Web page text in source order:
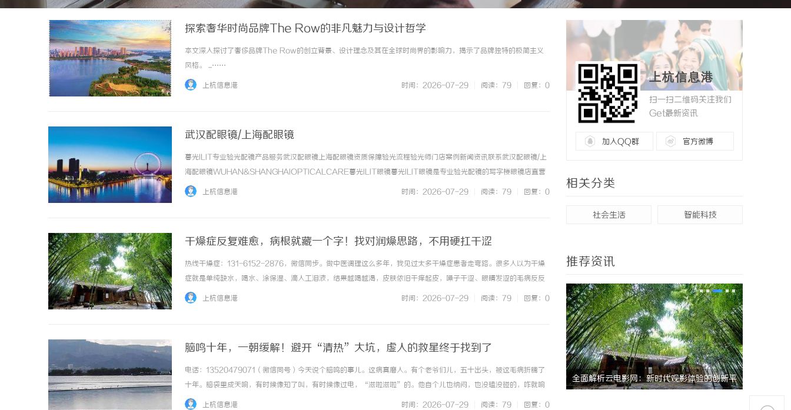
探索奢华时尚品牌The Row的非凡魅力与设计哲学
本文深入探讨了奢侈品牌The Row的创立背景、设计理念及其在全球时尚界的影响力，揭示了品牌独特的极简主义
风格。 ...……
上杭信息港 时间：2026-07-29 阅读：79 回复：0
武汉配眼镜/上海配眼镜
暮光ILIT专业验光配镜产品服务武汉配眼镜上海配眼镜资质保障验光流程验光师门店案例新闻资讯联系武汉配眼镜/上
海配眼镜WUHAN&SHANGHAIOPTICALCARE暮光ILIT眼镜暮光ILIT眼镜是专业验光配镜的写字楼眼镜店直营
品牌，现于武汉与上海设有4家门店。以完整验光、正品镜片、透明价格和直营售后为基础，全场镜片40%-60%优
上杭信息港 时间：2026-07-29 阅读：79 回复：0
干燥症反复难愈，病根就藏一个字！找对润燥思路，不用硬扛干涩
热线干燥症：131-6152-2876，微信同步。做中医调理这么多年，我见过太多干燥症患者走弯路。很多人以为干燥
症就是单纯缺水，喝水、涂保湿、滴人工泪液，结果越喝越渴，皮肤依旧干痒起皮，嗓子干涩、眼睛发涩的毛病反反
复复，干燥症的根本从不是“水少”，而是津液输布不通，病根就一个字：堵。身体里的津液明明在，却堵在经络脏
上杭信息港 时间：2026-07-29 阅读：79 回复：0
脑鸣十年，一朝缓解！避开“清热”大坑，虚人的救星终于找到了
电话：13520479071（微信同号）今天说个脑鸣的事儿。这病真磨人。有个老爷们儿，五十出头，被这毛病折腾了
十年。脑袋里成天响，有时候像知了叫，有时候像过电，“滋啦滋啦”的。他自个儿也纳闷，也没磕没碰的，咋就响
个没完了？这些年没少瞎治。一听说是“火”，他就猛灌凉茶，什么菊花、决明子，当水喝，结果肚子喝凉了，响声
上杭信息港 时间：2026-07-29 阅读：79 回复：0
上杭信息港
扫一扫二维码关注我们
Get最新资讯
加入QQ群 官方微博
相关分类
社会生活 智能科技
推荐资讯
槟榔代理行业发展现状及未来趋势深度解析 深入解析The Row品牌：奢华时尚的典范与
设计哲学
全面解析云电影网：新时代观影体验的创新平
台
在线影院的兴起与未来发展趋势深度解析